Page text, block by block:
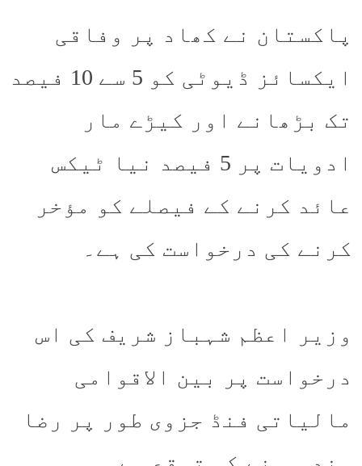
پاکستان نے کھاد پر وفاقی
ایکسائز ڈیوٹی کو 5 سے 10 فیصد
تک بڑھانے اور کیڑے مار
ادویات پر 5 فیصد نیا ٹیکس
عائد کرنے کے فیصلے کو مؤخر
کرنے کی درخواست کی ہے۔
وزیر اعظم شہباز شریف کی اس
درخواست پر بین الاقوامی
مالیاتی فنڈ جزوی طور پر رضا